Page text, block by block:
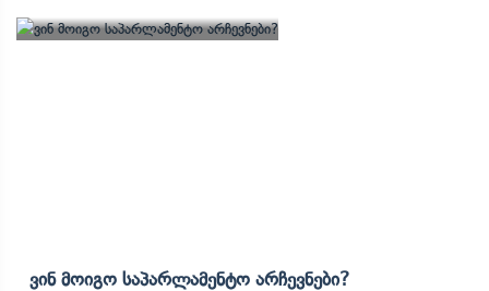
Ვინ Მოიგო Საპარლამენტო Არჩევნები?